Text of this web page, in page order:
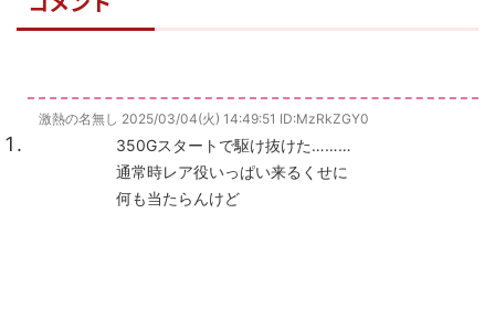
激熱の名無し 2025/03/04(火) 14:49:51 ID:MzRkZGY0
350Gスタートで駆け抜けた………
通常時レア役いっぱい来るくせに
何も当たらんけど